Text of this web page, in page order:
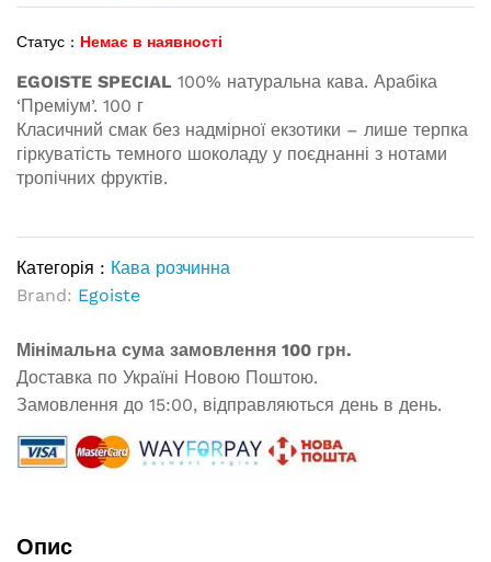
Статус : Немає в наявності
EGOISTE SPECIAL 100% натуральна кава. Арабіка
‘Преміум’. 100 г
Класичний смак без надмірної екзотики – лише терпка
гіркуватість темного шоколаду у поєднанні з нотами
тропічних фруктів.
Категорія : Кава розчинна
Brand: Egoiste
Мінімальна сума замовлення 100 грн.
Доставка по Україні Новою Поштою.
Замовлення до 15:00, відправляються день в день.
Опис